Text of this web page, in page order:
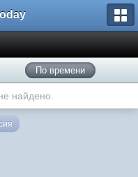
По времени
найдено.